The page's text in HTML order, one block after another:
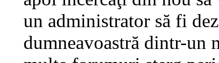
un administrator să fi
dumneavoastră dintr-un